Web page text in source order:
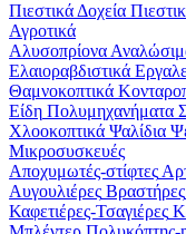
Πιεστικά Δοχεία
Αγροτικά
Αλυσοπρίονα
Ελαιοραβδιστικά
Θαμνοκοπτικά
Είδη Πολυμηχανήματα
Χλοοκοπτικά Ψαλίδια
Μικροσυσκευές
Αποχυμωτές-στίφτες
Αυγουλιέρες Βραστήρες
Καφετιέρες-Τσαγιέρες